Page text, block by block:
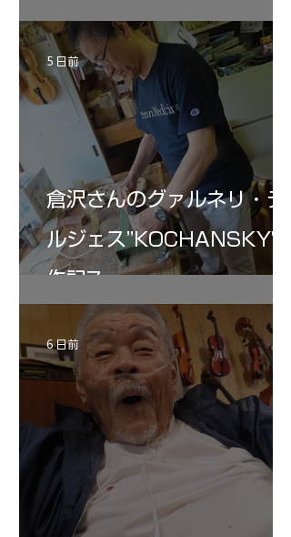
倉沢さんのグァルネリ・デ
ルジェス”KOCHANSKY"制
作記7
5 日前
6 日前